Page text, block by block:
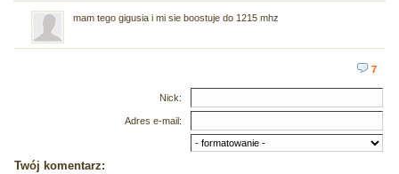
mam tego gigusia i mi sie boostuje do 1215 mhz
7
Nick:
Adres e-mail:
Twój komentarz: